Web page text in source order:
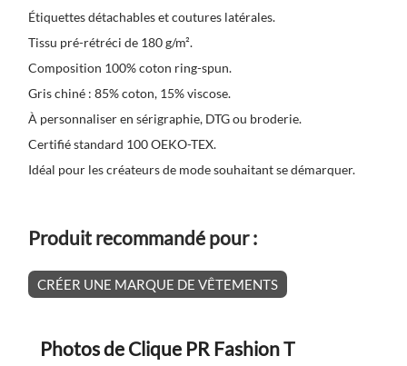
Étiquettes détachables et coutures latérales.
Tissu pré-rétréci de 180 g/m².
Composition 100% coton ring-spun.
Gris chiné : 85% coton, 15% viscose.
À personnaliser en sérigraphie, DTG ou broderie.
Certifié standard 100 OEKO-TEX.
Idéal pour les créateurs de mode souhaitant se démarquer.
Produit recommandé pour :
CRÉER UNE MARQUE DE VÊTEMENTS
Photos de Clique PR Fashion T